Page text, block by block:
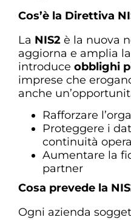
Cos’è la Direttiva
La NIS2 è la nuova
aggiorna e amplia
introduce obblighi
imprese che
anche
Rafforzare
Proteggere i
continuità
Aumentare la
partner
Cosa prevede la
Ogni azienda